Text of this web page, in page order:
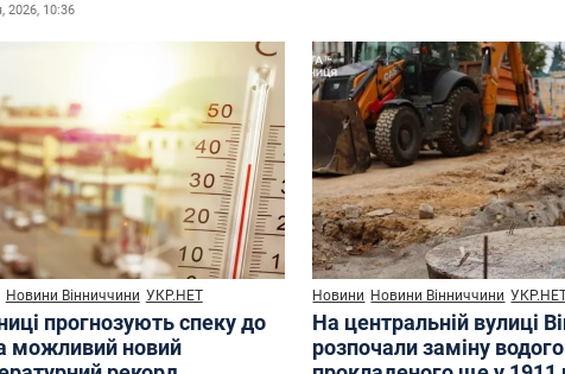
2026, 10:36
Новини Вінниччини УКР.НЕТ
прогнозують спеку до
можливий новий
Новини Новини Вінниччини
На центральній вулиці
розпочали заміну